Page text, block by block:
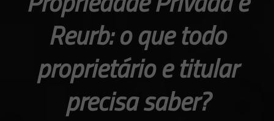
Reurb: o que todo
proprietário e titular
precisa saber?